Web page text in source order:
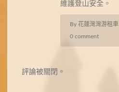
維護登山安全。
By 花蓮灣灣游租車
0 comment
評論被關閉。